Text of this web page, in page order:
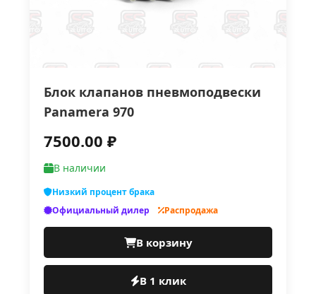
Блок клапанов пневмоподвески
Panamera 970
7500.00 ₽
В наличии
Низкий процент брака
Официальный дилер
Распродажа
В корзину
В 1 клик